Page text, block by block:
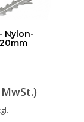
Nylon-